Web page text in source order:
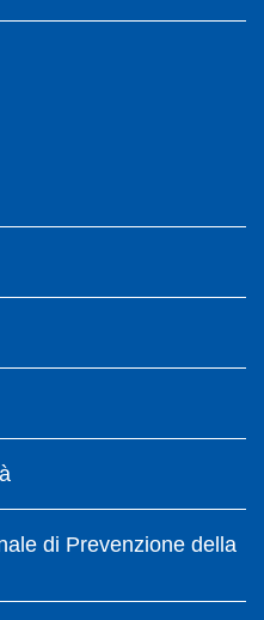
di Prevenzione della